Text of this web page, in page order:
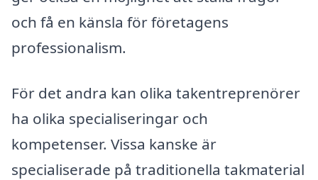
och få en känsla för företagens
professionalism.
För det andra kan olika takentreprenörer
ha olika specialiseringar och
kompetenser. Vissa kanske är
specialiserade på traditionella takmaterial